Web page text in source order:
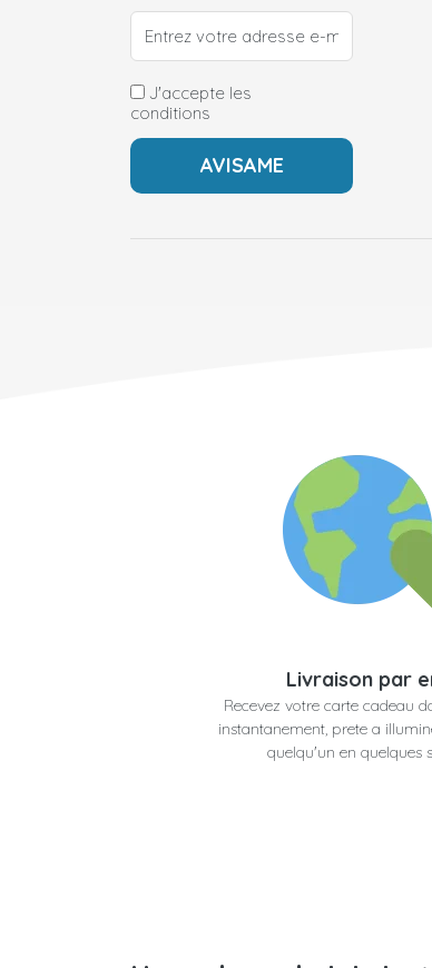
J'accepte les
conditions
Livraison par
Recevez votre carte cadeau
instantanement, prete a
quelqu'un en quelques